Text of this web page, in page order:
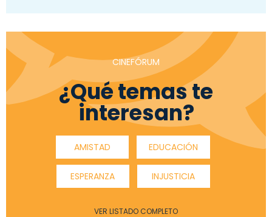
CINEFÓRUM
¿Qué temas te
interesan?
AMISTAD EDUCACIÓN
ESPERANZA INJUSTICIA
VER LISTADO COMPLETO